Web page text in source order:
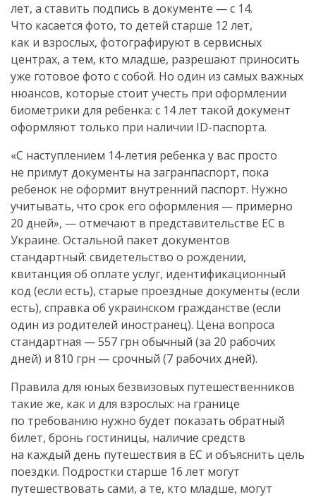
лет, а ставить подпись в документе — с 14.
Что касается фото, то детей старше 12 лет,
как и взрослых, фотографируют в сервисных
центрах, а тем, кто младше, разрешают приносить
уже готовое фото с собой. Но один из самых важных
нюансов, которые стоит учесть при оформлении
биометрики для ребенка: с 14 лет такой документ
оформляют только при наличии ID-паспорта.
«С наступлением 14-летия ребенка у вас просто
не примут документы на загранпаспорт, пока
ребенок не оформит внутренний паспорт. Нужно
учитывать, что срок его оформления — примерно
20 дней», — отмечают в представительстве ЕС в
Украине. Остальной пакет документов
стандартный: свидетельство о рождении,
квитанция об оплате услуг, идентификационный
код (если есть), старые проездные документы (если
есть), справка об украинском гражданстве (если
один из родителей иностранец). Цена вопроса
стандартная — 557 грн обычный (за 20 рабочих
дней) и 810 грн — срочный (7 рабочих дней).
Правила для юных безвизовых путешественников
такие же, как и для взрослых: на границе
по требованию нужно будет показать обратный
билет, бронь гостиницы, наличие средств
на каждый день путешествия в ЕС и объяснить цель
поездки. Подростки старше 16 лет могут
путешествовать сами, а те, кто младше, могут